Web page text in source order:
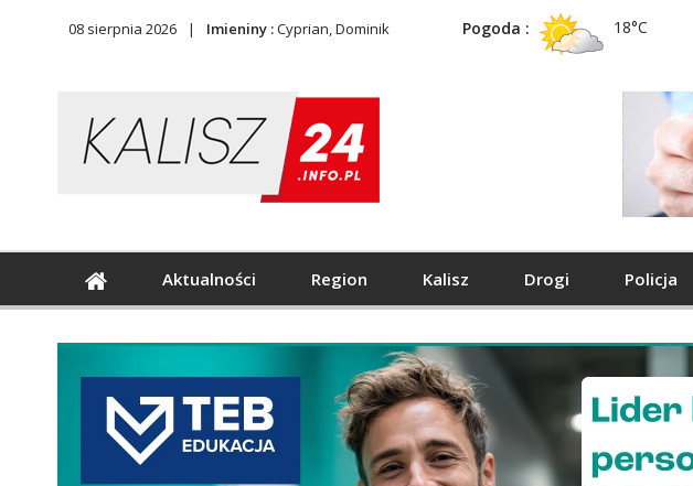
08 sierpnia 2026 Imieniny :Cyprian, Dominik Pogoda : 18°C
Aktualności Region Kalisz Drogi Policja